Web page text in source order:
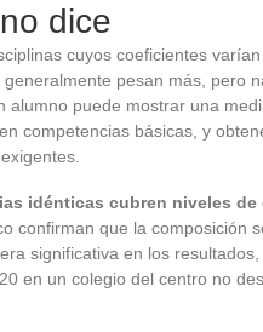
dice
cuyos coeficientes
pesan más, pero
alumno puede mostrar una
competencias básicas, y
idénticas cubren niveles
confirman que la composición
significativa en los
en un colegio del centro no